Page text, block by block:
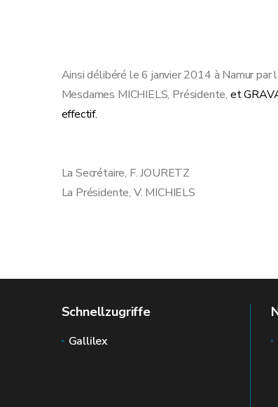
Ainsi délibéré le 6 janvier 2014 à Namur par
Mesdames MICHIELS, Présidente, et
effectif.
La Secrétaire, F.
La Présidente, V. MICHIELS
Schnellzugriffe
Gallilex